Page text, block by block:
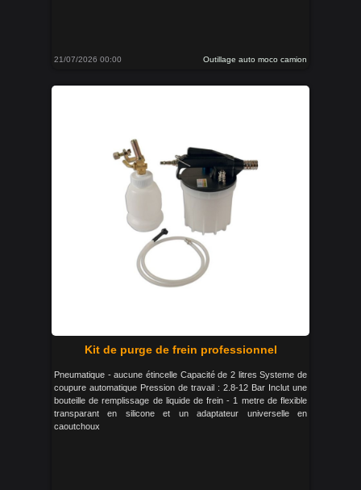
21/07/2026 00:00 Outillage auto moco camion
Kit de purge de frein professionnel
Pneumatique - aucune étincelle Capacité de 2 litres Systeme de
coupure automatique Pression de travail : 2.8-12 Bar Inclut une
bouteille de remplissage de liquide de frein - 1 metre de flexible
transparant en silicone et un adaptateur universelle en
caoutchoux